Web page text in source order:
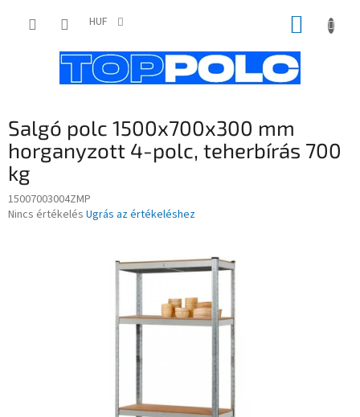
HUF KOSÁR
Salgó polc 1500x700x300 mm
horganyzott 4-polc, teherbírás 700
kg
15007003004ZMP
A
Nincs értékelés Ugrás az értékeléshez